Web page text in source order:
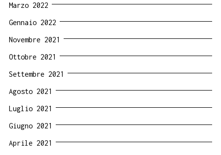
Marzo 2022
Gennaio 2022
Novembre 2021
Ottobre 2021
Settembre 2021
Agosto 2021
Luglio 2021
Giugno 2021
Aprile 2021